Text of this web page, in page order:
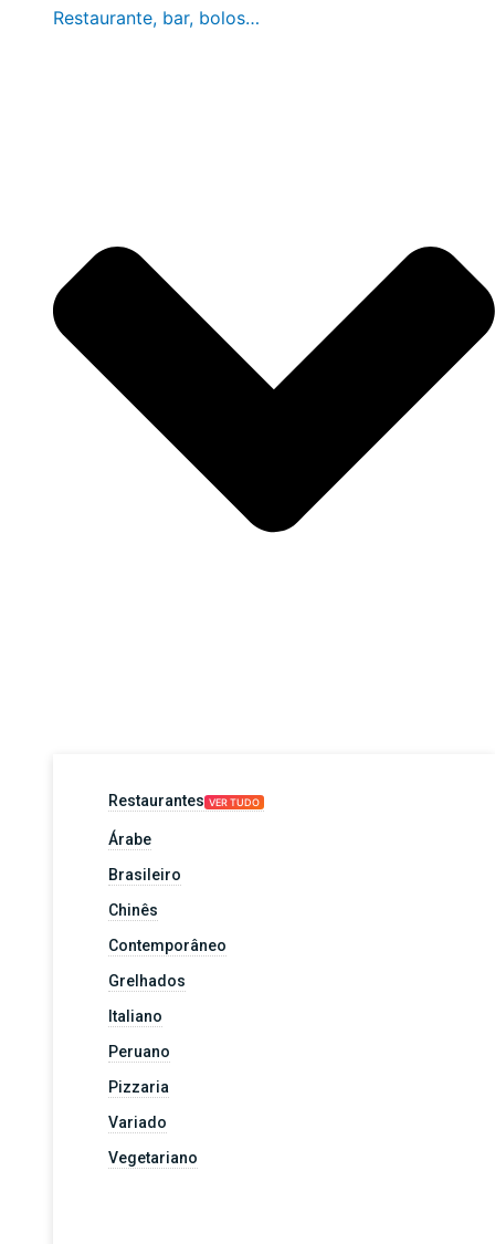
Restaurante, bar, bolos…
Restaurantes VER TUDO
Árabe
Brasileiro
Chinês
Contemporâneo
Grelhados
Italiano
Peruano
Pizzaria
Variado
Vegetariano